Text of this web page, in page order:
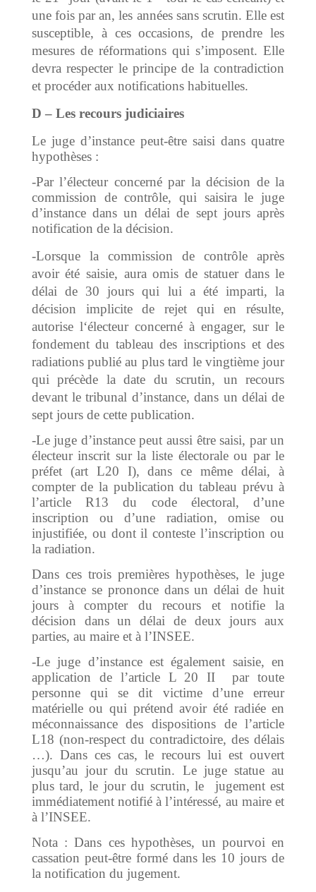
une fois par an, les années sans scrutin. Elle est
susceptible, à ces occasions, de prendre les
mesures de réformations qui s’imposent. Elle
devra respecter le principe de la contradiction
et procéder aux notifications habituelles.
D – Les recours judiciaires
Le juge d’instance peut-être saisi dans quatre
hypothèses :
-Par l’électeur concerné par la décision de la
commission de contrôle, qui saisira le juge
d’instance dans un délai de sept jours après
notification de la décision.
-Lorsque la commission de contrôle après
avoir été saisie, aura omis de statuer dans le
délai de 30 jours qui lui a été imparti, la
décision implicite de rejet qui en résulte,
autorise l‘électeur concerné à engager, sur le
fondement du tableau des inscriptions et des
radiations publié au plus tard le vingtième jour
qui précède la date du scrutin, un recours
devant le tribunal d’instance, dans un délai de
sept jours de cette publication.
-Le juge d’instance peut aussi être saisi, par un
électeur inscrit sur la liste électorale ou par le
préfet (art L20 I), dans ce même délai, à
compter de la publication du tableau prévu à
l’article R13 du code électoral, d’une
inscription ou d’une radiation, omise ou
injustifiée, ou dont il conteste l’inscription ou
la radiation.
Dans ces trois premières hypothèses, le juge
d’instance se prononce dans un délai de huit
jours à compter du recours et notifie la
décision dans un délai de deux jours aux
parties, au maire et à l’INSEE.
-Le juge d’instance est également saisie, en
application de l’article L 20 II par toute
personne qui se dit victime d’une erreur
matérielle ou qui prétend avoir été radiée en
méconnaissance des dispositions de l’article
L18 (non-respect du contradictoire, des délais
…). Dans ces cas, le recours lui est ouvert
jusqu’au jour du scrutin. Le juge statue au
plus tard, le jour du scrutin, le jugement est
immédiatement notifié à l’intéressé, au maire et
à l’INSEE.
Nota : Dans ces hypothèses, un pourvoi en
cassation peut-être formé dans les 10 jours de
la notification du jugement.